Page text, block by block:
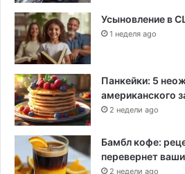
Усыновление в
1 неделя ago
Панкейки: 5
американского
2 недели ago
Бамбл кофе:
перевернет
2 недели ago